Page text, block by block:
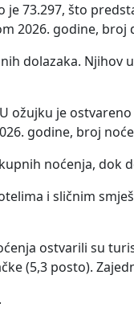
73.297, što
2026. godine, broj
dolazaka. Njihov
ožujku je
godine, broj
noćenja, dok
i sličnim
ostvarili su
(5,3 posto).